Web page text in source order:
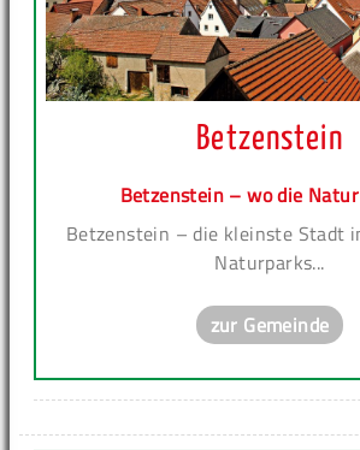
Betzenstein
Betzenstein – wo die
Betzenstein – die kleinste Stadt
Naturparks...
zur Gemeinde